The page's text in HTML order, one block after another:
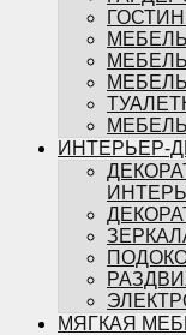
МЯГКАЯ
ИНТЕРЬЕР-
МЯГКАЯ